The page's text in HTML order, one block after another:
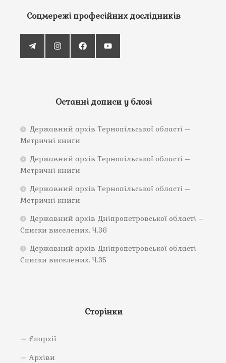
Соцмережі професійних дослідників
Останні дописи у блозі
Державний архів Тернопільської області –
Метричні книги
Державний архів Тернопільської області –
Метричні книги
Державний архів Тернопільської області –
Метричні книги
Державний архів Дніпропетровської області –
Списки виселених. Ч.36
Державний архів Дніпропетровської області –
Списки виселених. Ч.35
Сторінки
Єпархії
Архіви